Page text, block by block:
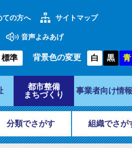
ての方へ サイトマップ
音声よみあげ
標準 背景色の変更 白 黒 青
都市整備
まちづくり
事業者向け情報
分類でさがす 組織でさが